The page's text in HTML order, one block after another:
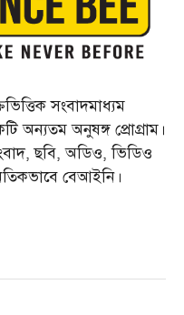
সংবাদমাধ্যম
অন্যতম অনুষঙ্গ প্রোগ্রাম।
ছবি, অডিও, ভিডিও
বেআইনি।